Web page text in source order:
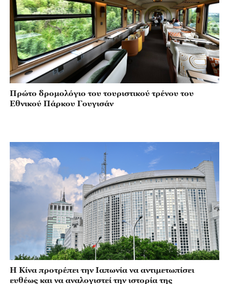
Πρώτο δρομολόγιο του τουριστικού τρένου του
Εθνικού Πάρκου Γουγισάν
Η Κίνα προτρέπει την Ιαπωνία να αντιμετωπίσει
ευθέως και να αναλογιστεί την ιστορία της